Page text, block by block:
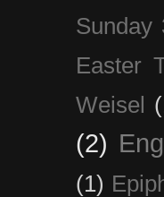
Sunday
Easter
Weisel
(2)
(1)